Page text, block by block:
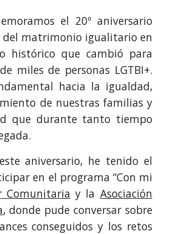
el 20º aniversario
del matrimonio igualitario en
histórico que cambió para
miles de personas LGTBI+.
hacia la igualdad,
de nuestras familias y
que durante tanto tiempo
aniversario, he tenido el
en el programa “Con mi
Comunitaria y la Asociación
, donde pude conversar sobre
conseguidos y los retos